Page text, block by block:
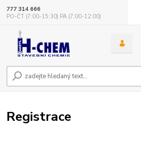
777 314 666
PO-ČT (7:00-15:30) PA (7:00-12:00)
Registrace